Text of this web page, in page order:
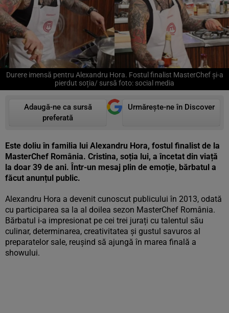
Durere imensă pentru Alexandru Hora. Fostul finalist MasterChef și-a
pierdut soția/ sursă foto: social media
Adaugă-ne ca sursă
preferată
Urmărește-ne în Discover
Este doliu în familia lui Alexandru Hora, fostul finalist de la
MasterChef România. Cristina, soția lui, a încetat din viață
la doar 39 de ani. Într-un mesaj plin de emoție, bărbatul a
făcut anunțul public.
Alexandru Hora a devenit cunoscut publicului în 2013, odată
cu participarea sa la al doilea sezon MasterChef România.
Bărbatul i-a impresionat pe cei trei jurați cu talentul său
culinar, determinarea, creativitatea și gustul savuros al
preparatelor sale, reușind să ajungă în marea finală a
showului.